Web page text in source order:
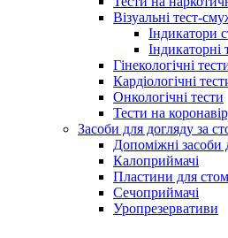
Візуальні тест-
Індикатори
Індикаторні
Гінекологічні
Кардіологічні
Онкологічні тести
Тести на
Засоби для догляду за
Допоміжні засоби
Калоприймачі
Пластини для
Сечоприймачі
Уропрезервативи